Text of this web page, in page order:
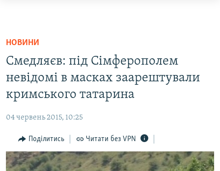
Перейти
основного
матеріалу
до
основної
навігації
Перейти
до
пошуку
ВОДА.КРИМ
ВІДЕО ТА ФОТО
ПОЛІТИКА
БЛОГИ
ВСЕ ЗА ДЕНЬ
СПЕЦПРОЕКТИ
НОВИНИ
Смедляєв: під Сімферополем
невідомі в масках заарештували
кримського татарина
04 червень 2015, 10:25
Поділитись Читати без VPN